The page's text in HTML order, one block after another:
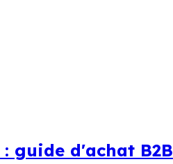
guide d'achat B2B